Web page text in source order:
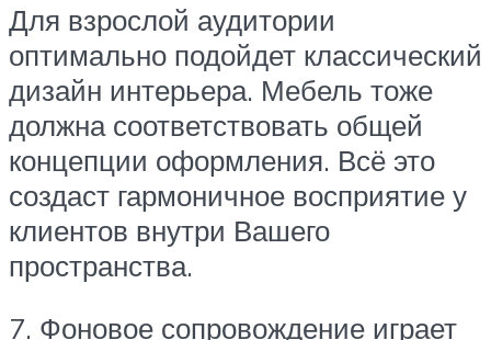
Для взрослой аудитории
оптимально подойдет классический
дизайн интерьера. Мебель тоже
должна соответствовать общей
концепции оформления. Всё это
создаст гармоничное восприятие у
клиентов внутри Вашего
пространства.
7. Фоновое сопровождение играет